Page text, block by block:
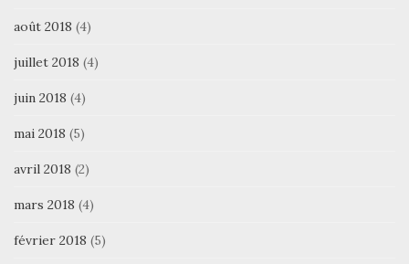
août 2018 (4)
juillet 2018 (4)
juin 2018 (4)
mai 2018 (5)
avril 2018 (2)
mars 2018 (4)
février 2018 (5)